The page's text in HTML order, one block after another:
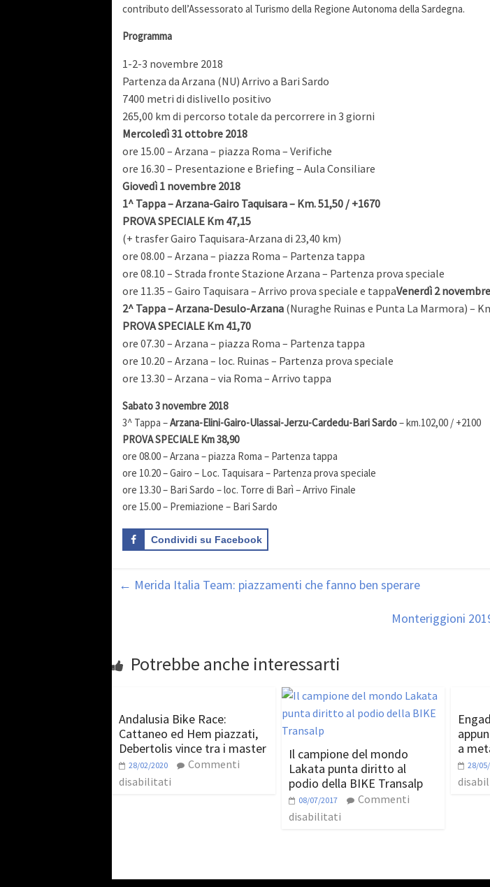
contributo dell’Assessorato al Turismo della Regione Autonoma della Sardegna.
Programma
1-2-3 novembre 2018
Partenza da Arzana (NU) Arrivo a Bari Sardo
7400 metri di dislivello positivo
265,00 km di percorso totale da percorrere in 3 giorni
Mercoledì 31 ottobre 2018
ore 15.00 – Arzana – piazza Roma – Verifiche
ore 16.30 – Presentazione e Briefing – Aula Consiliare
Giovedì 1 novembre 2018
1^ Tappa – Arzana-Gairo Taquisara – Km. 51,50 / +1670
PROVA SPECIALE Km 47,15
(+ trasfer Gairo Taquisara-Arzana di 23,40 km)
ore 08.00 – Arzana – piazza Roma – Partenza tappa
ore 08.10 – Strada fronte Stazione Arzana – Partenza prova speciale
ore 11.35 – Gairo Taquisara – Arrivo prova speciale e tappaVenerdì 2
2^ Tappa –Arzana-Desulo-Arzana (Nuraghe Ruinas e Punta La Marmora) –
PROVA SPECIALE Km 41,70
ore 07.30 – Arzana – piazza Roma – Partenza tappa
ore 10.20 – Arzana – loc. Ruinas – Partenza prova speciale
ore 13.30 – Arzana – via Roma – Arrivo tappa
Sabato 3 novembre 2018
3^ Tappa –Arzana-Elini-Gairo-Ulassai-Jerzu-Cardedu-Bari Sardo– km.102,00 / +2100
PROVA SPECIALE Km 38,90
ore 08.00 – Arzana – piazza Roma – Partenza tappa
ore 10.20 – Gairo – Loc. Taquisara – Partenza prova speciale
ore 13.30 – Bari Sardo – loc. Torre di Barì – Arrivo Finale
ore 15.00 – Premiazione – Bari Sardo
Condividi su Facebook
← Merida Italia Team: piazzamenti che fanno ben sperare
Monteriggioni
Potrebbe anche interessarti
Andalusia Bike Race:
Cattaneo ed Hem piazzati,
Debertolis vince tra i master
28/02/2020
Commenti
disabilitati
Il campione del mondo
Lakata punta diritto al
podio della BIKE Transalp
08/07/2017
Commenti
disabilitati
a
28/